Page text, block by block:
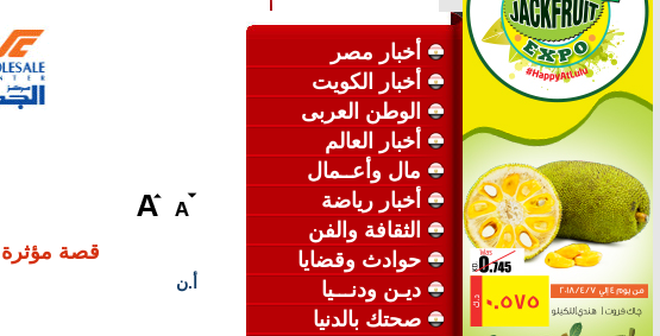
أخبار مصر
أخبار الكويت
الوطن العربى
أخبار العالم
مال وأعــمال
أخبار رياضة
الثقافة والفن
حوادث وقضايا
ديـن ودنـــيا
صحتك بالدنيا
قصة
أ.ن